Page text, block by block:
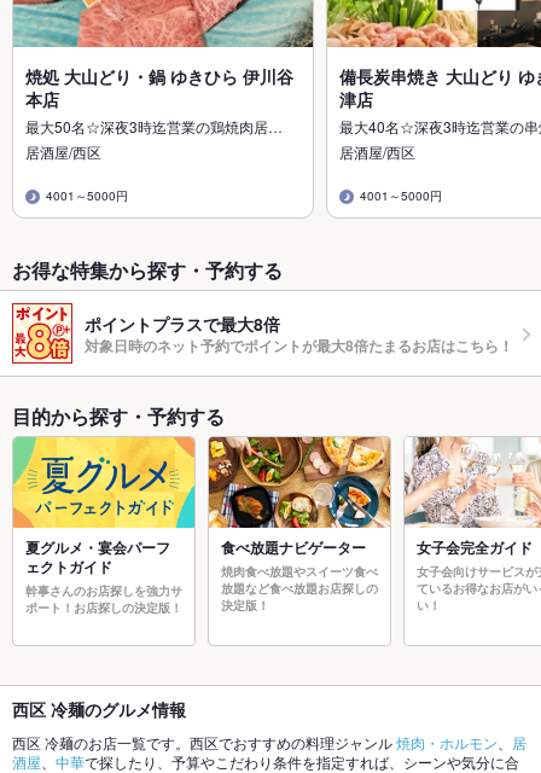
焼処 大山どり・鍋 ゆきひら 伊川谷
本店
最大50名☆深夜3時迄営業の鶏焼肉居…
居酒屋/西区
4001～5000円
備長炭串焼き 大山どり ゆ
津店
最大40名☆深夜3時迄営業の
居酒屋/西区
4001～5000円
お得な特集から探す・予約する
ポイントプラスで最大8倍
対象日時のネット予約でポイントが最大8倍たまるお店はこちら！
目的から探す・予約する
夏グルメ・宴会パーフ
ェクトガイド
幹事さんのお店探しを強力サ
ポート！お店探しの決定版！
食べ放題ナビゲーター
焼肉食べ放題やスイーツ食べ
放題など食べ放題お店探しの
決定版！
女子会完全ガイド
女子会向けサービスが
ているお得なお店がい
い！
西区 冷麺のグルメ情報
西区 冷麺のお店一覧です。西区でおすすめの料理ジャンル焼肉・ホルモン
居
酒屋
中華で探したり、予算やこだわり条件を指定すれば、シーンや気分に合